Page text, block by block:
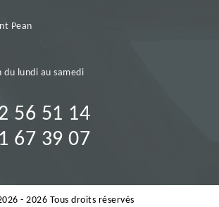
Pean
du lundi au samedi
56 51 14
67 39 07
- 2026 Tous droits réservés